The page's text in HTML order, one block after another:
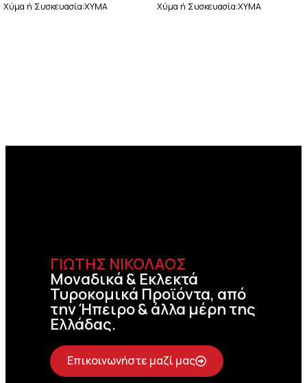
Χύμα ή Συσκευασία:ΧΥΜΑ
Χύμα ή Συσκευασία:ΧΥΜΑ
ΓΙΩΤΗΣ ΝΙΚΟΛΑΟΣ
Μοναδικά & Εκλεκτά
Τυροκομικά Προϊόντα, από
την Ήπειρο & άλλα μέρη της
Ελλάδας.
Επικοινωνήστε μαζί μας